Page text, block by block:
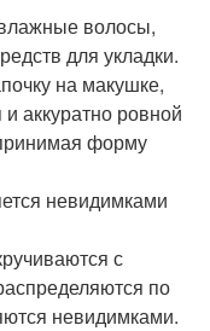
волосы,
для укладки.
на макушке,
аккуратно ровной
форму
невидимками
с
по
невидимками.